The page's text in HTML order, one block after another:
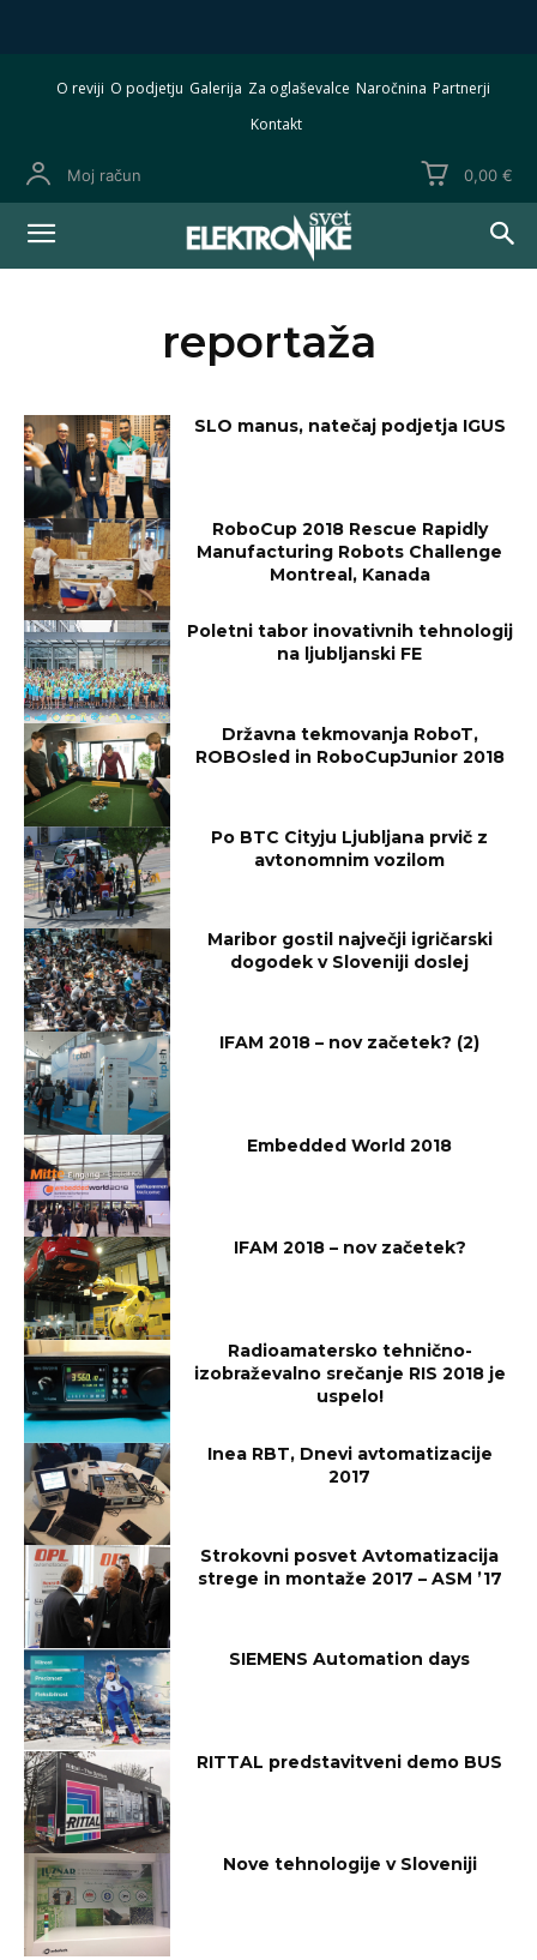
O reviji O podjetju Galerija Za oglaševalce Naročnina Partnerji
Kontakt
Moj račun 0,00 €
reportaža
SLO manus, natečaj podjetja IGUS
RoboCup 2018 Rescue Rapidly
Manufacturing Robots Challenge
Montreal, Kanada
Poletni tabor inovativnih tehnologij
na ljubljanski FE
Državna tekmovanja RoboT,
ROBOsled in RoboCupJunior 2018
Po BTC Cityju Ljubljana prvič z
avtonomnim vozilom
Maribor gostil največji igričarski
dogodek v Sloveniji doslej
IFAM 2018 – nov začetek? (2)
Embedded World 2018
IFAM 2018 – nov začetek?
Radioamatersko tehnično-
izobraževalno srečanje RIS 2018 je
uspelo!
Inea RBT, Dnevi avtomatizacije
2017
Strokovni posvet Avtomatizacija
strege in montaže 2017 – ASM ’17
SIEMENS Automation days
RITTAL predstavitveni demo BUS
Nove tehnologije v Sloveniji